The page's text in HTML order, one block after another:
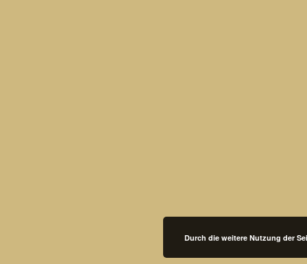
Durch die weitere Nutzung der